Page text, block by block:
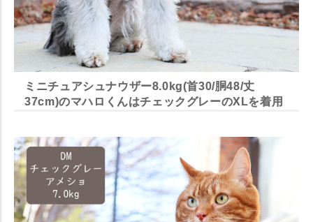
ミニチュアシュナウザー8.0kg(首30/胴48/丈
37cm)のマハロくんはチェックグレーのXLを着用